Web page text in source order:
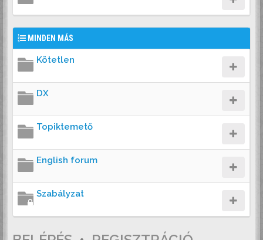
MINDEN MÁS
Kötetlen
DX
Topiktemető
English forum
Szabályzat